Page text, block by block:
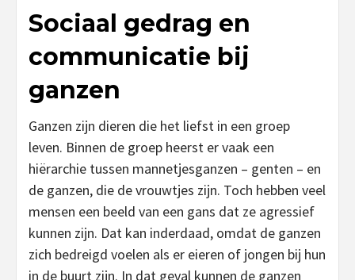
Sociaal gedrag en
communicatie bij
ganzen
Ganzen zijn dieren die het liefst in een groep
leven. Binnen de groep heerst er vaak een
hiërarchie tussen mannetjesganzen – genten – en
de ganzen, die de vrouwtjes zijn. Toch hebben veel
mensen een beeld van een gans dat ze agressief
kunnen zijn. Dat kan inderdaad, omdat de ganzen
zich bedreigd voelen als er eieren of jongen bij hun
in de buurt zijn. In dat geval kunnen de ganzen